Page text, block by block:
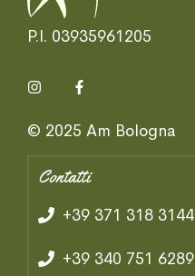
P.I. 03935961205
© 2025 Am Bologna
Contatti
+39 371 318 3144
+39 340 751 6289